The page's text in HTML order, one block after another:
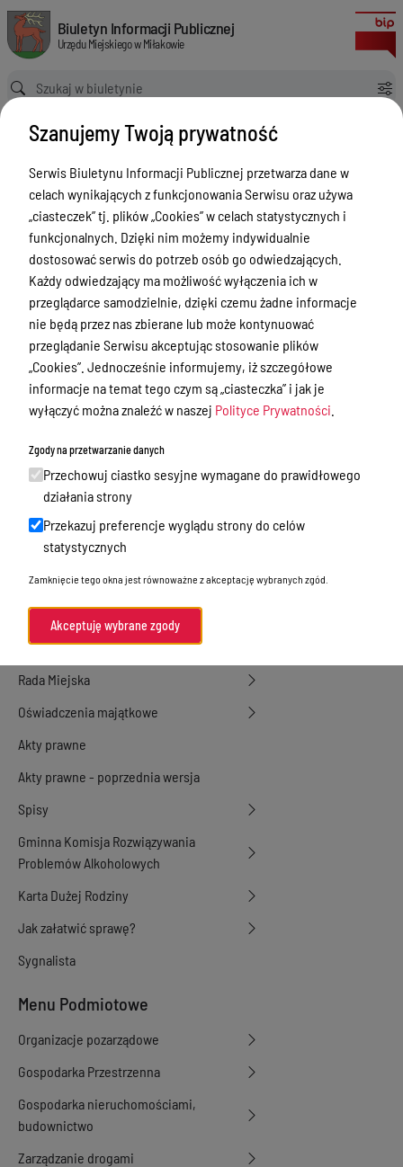
Uchwała Nr 0120-330/20 składu orzekającego Regionalnej Izby
Biuletyn Informacji Publicznej Urzędu Miejskiego w Miłakowie
Biuletyn Informacji Publicznej
Urzędu Miejskiego w Miłakowie
Ścieżka powrotu
Strona główna Majątek i finanse
Majątek i finanse - Opinie RIO
Uchwała Nr 0120-330/20 składu orzekającego Regionalnej Izby Obrachunkowej w Olsztynie z dnia 24 listopada 2020 r.
Majątek i finanse - Opinie RIO
Menu Przedmiotowe
Urząd Miejski w Miłakowie
Gmina Miłakowo
Majątek i finanse
Zamówienia publiczne
Urząd Stanu Cywilnego
Ewidencja ludności, dowody osobiste,
działalność gospodarcza
Przetargi
Ogłoszenia
Petycje
Nabór
Dyżury Aptek w Powiecie Ostródzkim
Komunikacja publiczna
Nieodpłatna pomoc prawna
Rada Miejska
Oświadczenia majątkowe
Akty prawne
Akty prawne - poprzednia wersja
Spisy
Gminna Komisja Rozwiązywania
Problemów Alkoholowych
Karta Dużej Rodziny
Jak załatwić sprawę?
Sygnalista
Menu Podmiotowe
Organizacje pozarządowe
Gospodarka Przestrzenna
Gospodarka nieruchomościami,
budownictwo
Zarządzanie drogami
Szanujemy Twoją prywatność
Serwis Biuletynu Informacji Publicznej przetwarza dane w
celach wynikających z funkcjonowania Serwisu oraz używa
„ciasteczek” tj. plików „Cookies” w celach statystycznych i
funkcjonalnych. Dzięki nim możemy indywidualnie
dostosować serwis do potrzeb osób go odwiedzających.
Każdy odwiedzający ma możliwość wyłączenia ich w
przeglądarce samodzielnie, dzięki czemu żadne informacje
nie będą przez nas zbierane lub może kontynuować
przeglądanie Serwisu akceptując stosowanie plików
„Cookies”. Jednocześnie informujemy, iż szczegółowe
informacje na temat tego czym są „ciasteczka” i jak je
wyłączyć można znaleźć w naszej Polityce Prywatności
Zgody na przetwarzanie danych
Przechowuj ciastko sesyjne wymagane do prawidłowego
działania strony
Przekazuj preferencje wyglądu strony do celów
statystycznych
Zamknięcie tego okna jest równoważne z akceptację wybranych zgód.
Akceptuję wybrane zgody